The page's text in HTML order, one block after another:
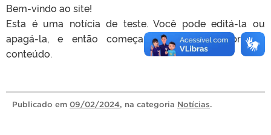
Bem-vindo ao site!
Esta é uma notícia de teste. Você pode editá-la ou
apagá-la, e então começar a inserir seu próprio
conteúdo.
Publicado em 09/02/2024, na categoria Notícias.